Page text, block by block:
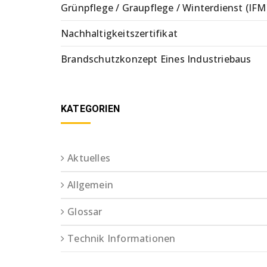
Grünpflege / Graupflege / Winterdienst
Nachhaltigkeitszertifikat
Brandschutzkonzept Eines Industriebaus
KATEGORIEN
Aktuelles
Allgemein
Glossar
Technik Informationen